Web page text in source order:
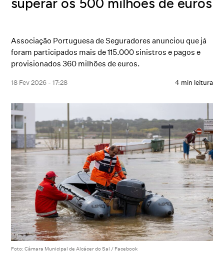
Associação Portuguesa de Seguradores anunciou que já
foram participados mais de 115.000 sinistros e pagos e
provisionados 360 milhões de euros.
18 Fev 2026 - 17:28 4 min leitura
Foto: Câmara Municipal de Alcácer do Sal / Facebook